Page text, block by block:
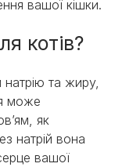
вашої кішки.
котів?
та жиру,
може
як
натрій вона
вашої